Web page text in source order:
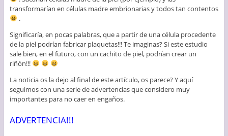
transformarían en células madre embrionarias y todos tan contentos
.
Significaría, en pocas palabras, que a partir de una célula procedente
de la piel podrían fabricar plaquetas!!! Te imaginas? Si este estudio
sale bien, en el futuro, con un cachito de piel, podrían crear un
riñón!!!
La noticia os la dejo al final de este artículo, os parece? Y aquí
seguimos con una serie de advertencias que considero muy
importantes para no caer en engaños.
ADVERTENCIA!!!